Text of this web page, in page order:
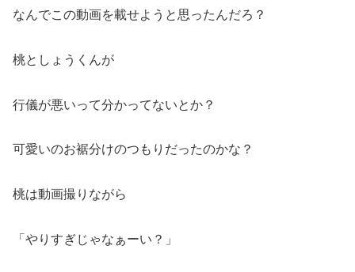
なんでこの動画を載せようと思ったんだろ？
桃としょうくんが
行儀が悪いって分かってないとか？
可愛いのお裾分けのつもりだったのかな？
桃は動画撮りながら
「やりすぎじゃなぁーい？」